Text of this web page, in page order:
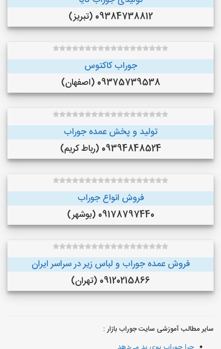
09384738812 (تبریز)
جوراب کاکتوس
09375739538 (اصفهان)
تولید و پخش عمده جوراب
09394848524 (رباط کریم)
فروش انواع جوراب
09178797440 (بوشهر)
فروش عمده جوراب و لباس زیر در سراسر ایران
09120215866 (تهران)
سایر مطالب آموزشی سایت جوراب بازار :